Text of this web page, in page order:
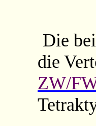
Die
die
ZW/